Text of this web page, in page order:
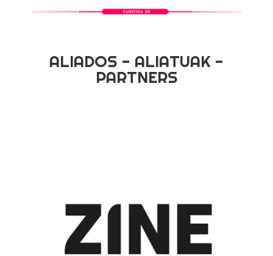
ALIADOS - ALIATUAK -
PARTNERS